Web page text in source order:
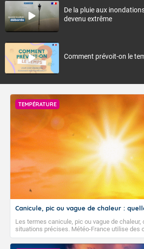
De la pluie aux
devenu extrême
Comment prévoit-on le
TEMPÉRATURE
Canicule, pic ou vague de chaleur :
Les termes canicule, pic ou vague de chaleur,
situations précises. Météo-France utilise des
climatologiques pour évaluer et qualifier les
peuvent avoir des impacts sanitaires et